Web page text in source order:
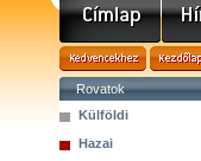
Rovatok
Külföldi
Hazai